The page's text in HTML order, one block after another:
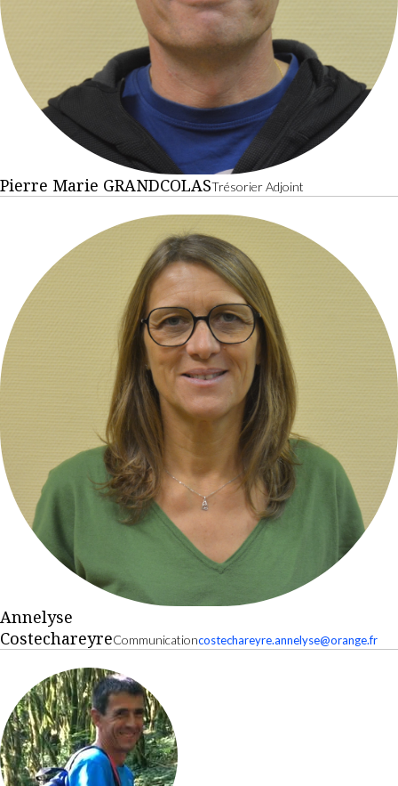
Pierre Marie GRANDCOLASTrésorier Adjoint
Annelyse
CostechareyreCommunicationcostechareyre.annelyse@orange.fr